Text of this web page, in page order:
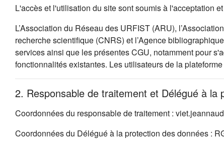
L'accès et l'utilisation du site sont soumis à l'acceptation
L’Association du Réseau des URFIST (ARU),
recherche scientifique (CNRS) et l’Agence
services ainsi que les présentes CGU, notamment pour
fonctionnalités existantes. Les utilisateurs de la
2. Responsable de traitement et Délégué à la
Coordonnées du responsable de traitement :
Coordonnées du Délégué à la protection des données :